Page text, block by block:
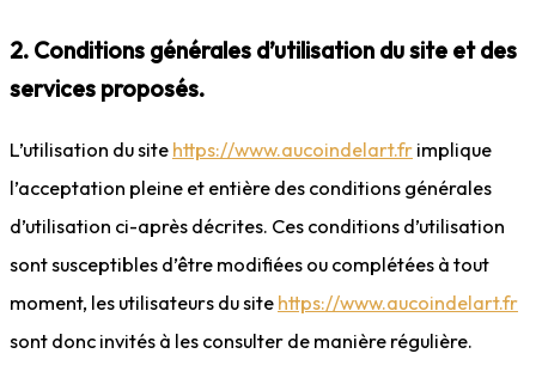
2. Conditions générales d’utilisation du site et des
services proposés.
L’utilisation du site https://www.aucoindelart.fr implique
l’acceptation pleine et entière des conditions générales
d’utilisation ci-après décrites. Ces conditions d’utilisation
sont susceptibles d’être modifiées ou complétées à tout
moment, les utilisateurs du site https://www.aucoindelart.fr
sont donc invités à les consulter de manière régulière.